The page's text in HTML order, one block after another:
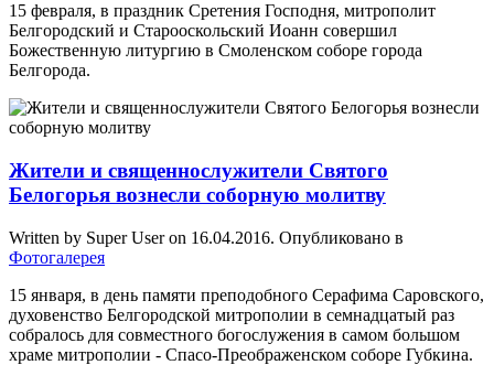
15 февраля, в праздник Сретения Господня, митрополит
Белгородский и Старооскольский Иоанн совершил
Божественную литургию в Смоленском соборе города
Белгорода.
Жители и священнослужители Святого
Белогорья вознесли соборную молитву
Written by Super User on 16.04.2016. Опубликовано в
Фотогалерея
15 января, в день памяти преподобного Серафима Саровского,
духовенство Белгородской митрополии в семнадцатый раз
собралось для совместного богослужения в самом большом
храме митрополии - Спасо-Преображенском соборе Губкина.